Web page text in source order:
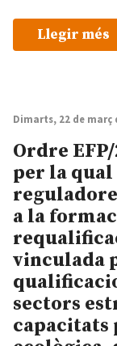
Llegir més
Dimarts, 22 de març
Ordre
per la qual
a la
vinculada
sectors
capacitats